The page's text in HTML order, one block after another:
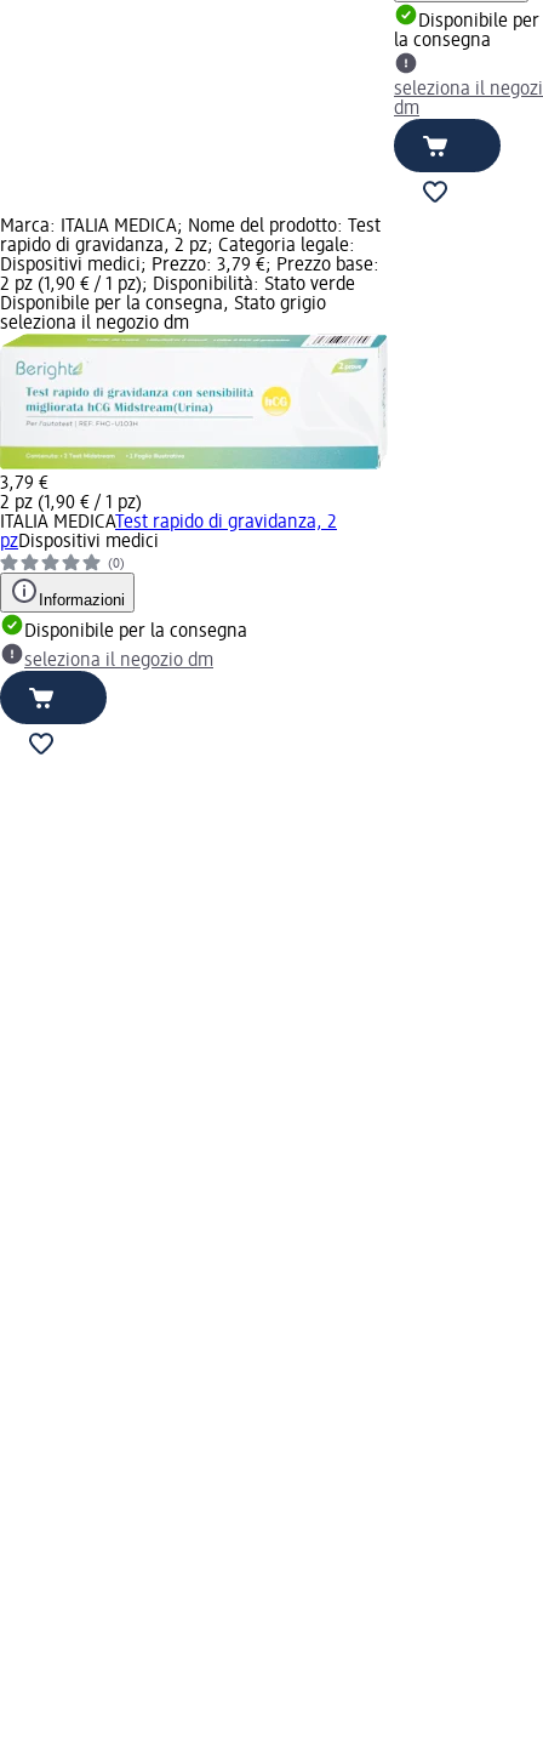
Disponibile per
la consegna
seleziona il
dm
Marca: ITALIA MEDICA; Nome del prodotto: Test
rapido di gravidanza, 2 pz; Categoria legale:
Dispositivi medici; Prezzo: 3,79 €; Prezzo base:
2 pz (1,90 € / 1 pz); Disponibilità: Stato verde
Disponibile per la consegna, Stato grigio
seleziona il negozio dm
3,79 €
2 pz (1,90 € / 1 pz)
ITALIA MEDICATest rapido di gravidanza, 2
pzDispositivi medici
(0)
Informazioni
Disponibile per la consegna
seleziona il negozio dm